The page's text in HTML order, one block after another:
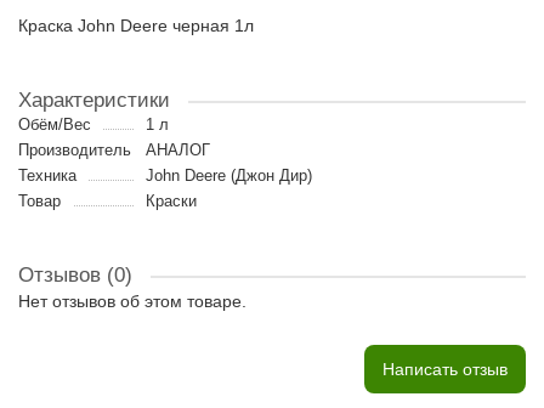
Краска John Deere черная 1л
Характеристики
Обём/Вес
1 л
Производитель
АНАЛОГ
Техника
John Deere (Джон Дир)
Товар
Краски
Отзывов (0)
Нет отзывов об этом товаре.
Написать отзыв